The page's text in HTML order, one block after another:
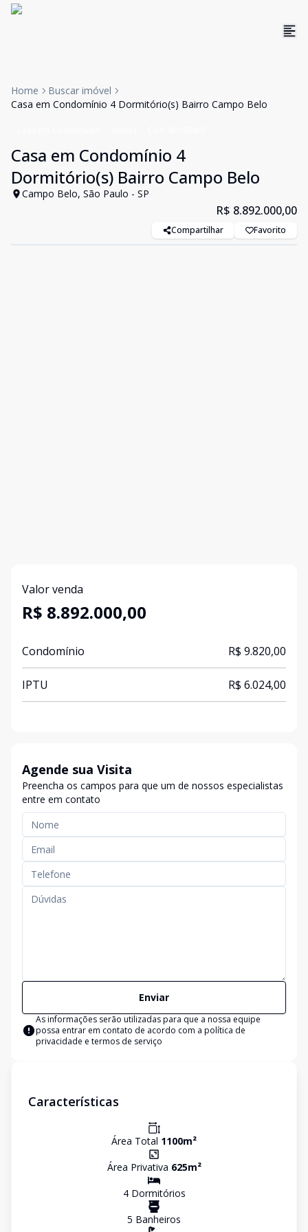
Home
Buscar imóvel
Casa em Condomínio 4 Dormitório(s) Bairro Campo Belo
Casa em Condomínio 4
Dormitório(s) Bairro Campo Belo
Campo Belo, São Paulo - SP
R$ 8.892.000,00
Compartilhar Favorito
Valor venda
R$ 8.892.000,00
Condomínio R$ 9.820,00
IPTU R$ 6.024,00
Agende sua Visita
Preencha os campos para que um de nossos especialistas
entre em contato
Enviar
As informações serão utilizadas para que a nossa equipe
possa entrar em contato de acordo com a política de
privacidade e termos de serviço
Características
Área Total 1100m²
Área Privativa 625m²
4Dormitórios
5 Banheiros